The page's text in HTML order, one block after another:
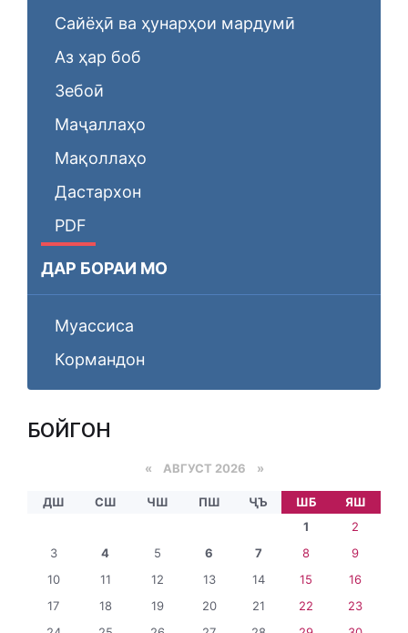
Сайёҳӣ ва ҳунарҳои мардумӣ
Аз ҳар боб
Зебоӣ
Маҷаллаҳо
Мақоллаҳо
Дастархон
PDF
ДАР БОРАИ МО
Муассиса
Кормандон
БОЙГОНӢ
« АВГУСТ 2026 »
ДШ СШ ЧШ ПШ ҶЪ ШБ
ЯШ
1
2
3
4 5 6 7 8
9
10
11 12 13 14 15
16
17
18 19 20 21 22
23